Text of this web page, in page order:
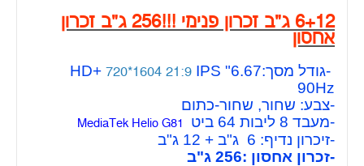
6+12 ג"ב זכרון פנימי !!!256 ג"ב זכרון
אחסון
-גודל מסך:6.67" HD+ 720*1604 21:9 IPS
90Hz
-צבע: שחור, שחור-כתום
-מעבד 8 ליבות 64 ביט
-זיכרון נדיף: 6 ג"ב + 12 ג"ב
-זכרון אחסון :256 ג"ב